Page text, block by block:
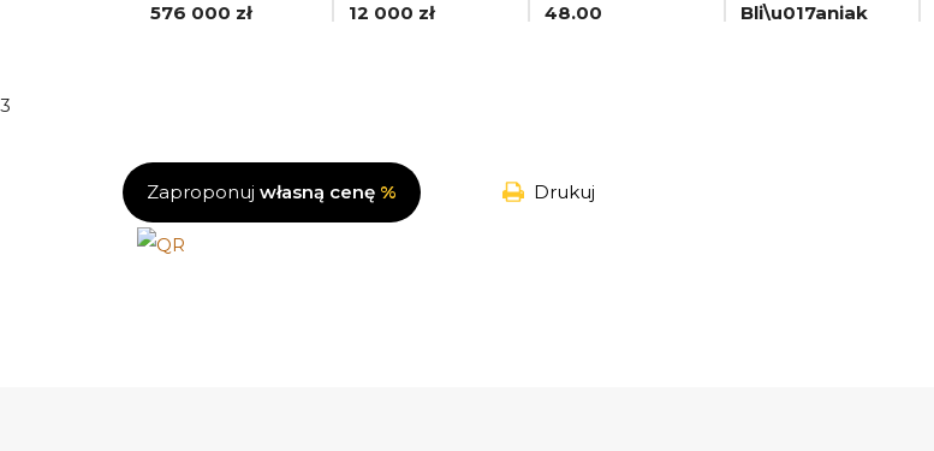
576 000 zł
12 000 zł
48.00
Bli\u017aniak
3
Zaproponuj własną cenę % Drukuj